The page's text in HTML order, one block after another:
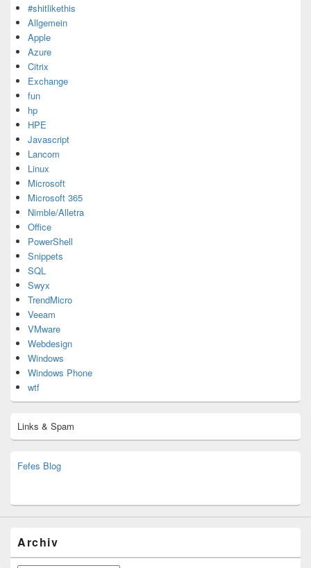
#shitlikethis
Allgemein
Apple
Azure
Citrix
Exchange
fun
hp
HPE
Javascript
Lancom
Linux
Microsoft
Microsoft 365
Nimble/Alletra
Office
PowerShell
Snippets
SQL
Swyx
TrendMicro
Veeam
VMware
Webdesign
Windows
Windows Phone
wtf
Links & Spam
Fefes Blog
Archiv